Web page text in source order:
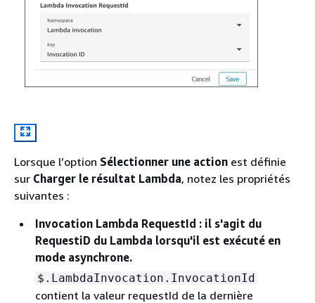
Lorsque l’option Sélectionner une action est définie
sur Charger le résultat Lambda, notez les propriétés
suivantes :
Invocation Lambda RequestId : il s'agit du
RequestiD du Lambda lorsqu'il est exécuté en
mode asynchrone.
$.LambdaInvocation.InvocationId
contient la valeur requestId de la dernière